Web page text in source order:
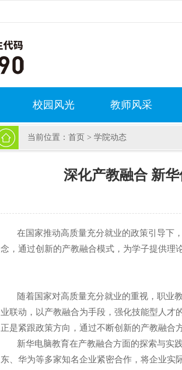
校园风光 教师风采
当前位置： 首页 > 学院动态
深化产教融合 新
在国家推动高质量充分就业的政策引导下，
念，通过创新的产教融合模式，为学子提供理
随着国家对高质量充分就业的重视，职业教
业联动，以产教融合为手段，强化技能型人才
正是紧跟政策方向，通过不断创新的产教融合
新华电脑教育在产教融合方面的探索与实践
东、华为等多家知名企业紧密合作，将企业实